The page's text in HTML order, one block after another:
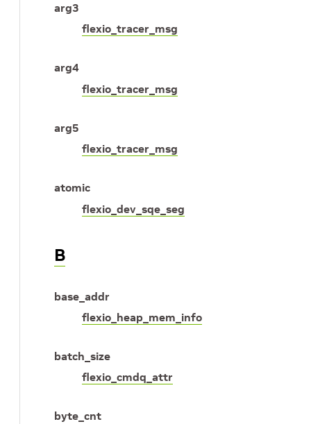
arg3
flexio_tracer_msg
arg4
flexio_tracer_msg
arg5
flexio_tracer_msg
atomic
flexio_dev_sqe_seg
B
base_addr
flexio_heap_mem_info
batch_size
flexio_cmdq_attr
byte_cnt